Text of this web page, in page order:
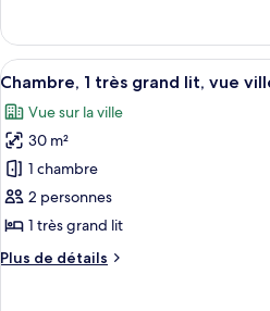
Chambre,
2
grands
lits
le
type
de
Chambre,
2
grands
lits
Afficher
toutes
les
photos
pour
ce
type
chambre :
5
Chambre, 1 très grand lit, vue
Vue sur la ville
30 m²
1 chambre
2 personnes
1 très grand lit
Plus de détails
Plus